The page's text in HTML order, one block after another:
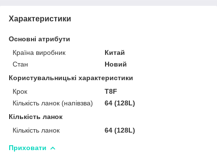
Характеристики
Основні атрибути
Країна виробник
Китай
Стан
Новий
Користувальницькі характеристики
Крок
T8F
Кількість ланок (напівзва)
64 (128L)
Кількість ланок
Кількість ланок
64 (128L)
Приховати